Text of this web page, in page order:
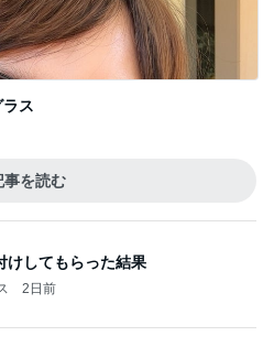
ス
事を読む
けしてもらった結果
2日前